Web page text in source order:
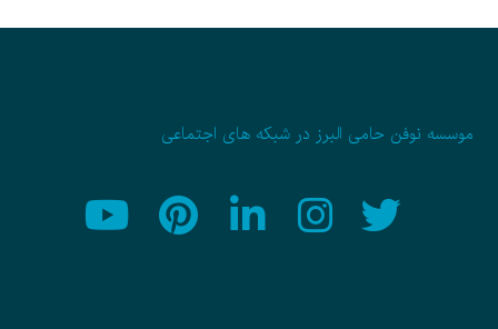
موسسه نوفن حامی البرز در شبکه های اجتماعی